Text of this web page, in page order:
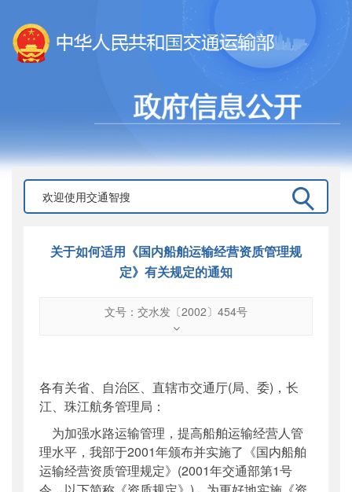
关于如何适用《国内船舶运输经营资质管理规
定》有关规定的通知
文号：交水发〔2002〕454号
交水发〔2002〕454号
主题词：
水路;;运输;;法规;;通知
机构分类：水运局
主题分类：行政规范性文件
公文类型：部文件
各有关省、自治区、直辖市交通厅(局、委)，长
江、珠江航务管理局：
为加强水路运输管理，提高船舶运输经营人管
理水平，我部于2001年颁布并实施了《国内船舶
运输经营资质管理规定》(2001年交通部第1号